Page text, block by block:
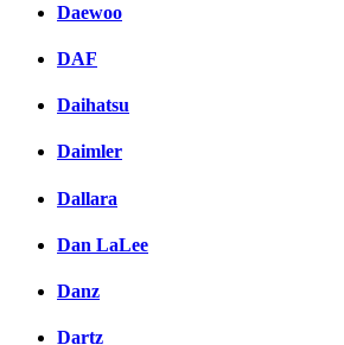
Daewoo
DAF
Daihatsu
Daimler
Dallara
Dan LaLee
Danz
Dartz